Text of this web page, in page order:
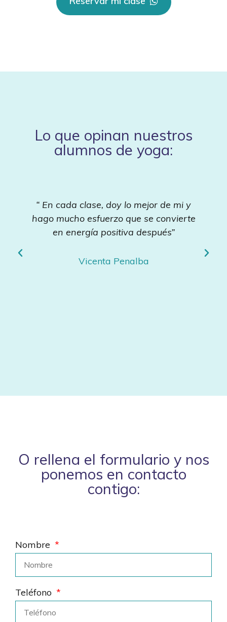
Lo que opinan nuestros
alumnos de yoga:
“ En cada clase, doy lo mejor de mi y
hago mucho esfuerzo que se convierte
en energía positiva después”
Vicenta Penalba
O rellena el formulario y nos
ponemos en contacto
contigo:
Nombre
Teléfono